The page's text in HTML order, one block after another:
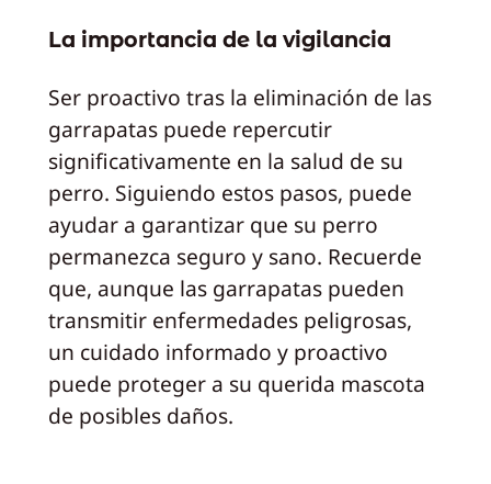
La importancia de la vigilancia
Ser proactivo tras la eliminación de las
garrapatas puede repercutir
significativamente en la salud de su
perro. Siguiendo estos pasos, puede
ayudar a garantizar que su perro
permanezca seguro y sano. Recuerde
que, aunque las garrapatas pueden
transmitir enfermedades peligrosas,
un cuidado informado y proactivo
puede proteger a su querida mascota
de posibles daños.